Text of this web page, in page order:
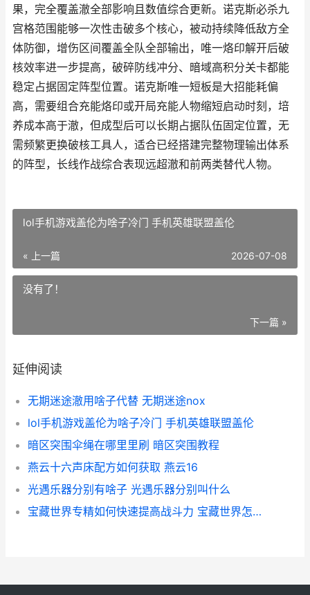
果，完全覆盖澈全部影响且数值综合更新。诺克斯必杀九
宫格范围能够一次性击破多个核心，被动持续降低敌方全
体防御，增伤区间覆盖全队全部输出，唯一烙印解开后破
核效率进一步提高，破碎防线冲分、暗域高积分关卡都能
稳定占据固定阵型位置。诺克斯唯一短板是大招能耗偏
高，需要组合充能烙印或开局充能人物缩短启动时刻，培
养成本高于澈，但成型后可以长期占据队伍固定位置，无
需频繁更换破核工具人，适合已经搭建完整物理输出体系
的阵型，长线作战综合表现远超澈和前两类替代人物。
lol手机游戏盖伦为啥子冷门 手机英雄联盟盖伦
« 上一篇 2026-07-08
没有了！
下一篇 »
延伸阅读
无期迷途澈用啥子代替 无期迷途nox
lol手机游戏盖伦为啥子冷门 手机英雄联盟盖伦
暗区突围伞绳在哪里里刷 暗区突围教程
燕云十六声床配方如何获取 燕云16
光遇乐器分别有啥子 光遇乐器分别叫什么
宝藏世界专精如何快速提高战斗力 宝藏世界怎么看专精等级